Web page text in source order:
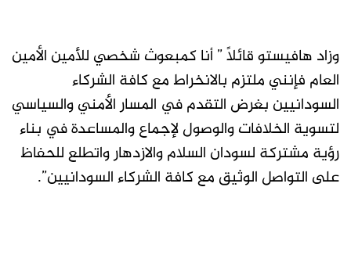
وزاد هافيستو قائلاً ” أنا كمبعوث شخصي للأمين الأمين
العام فإنني ملتزم بالانخراط مع كافة الشركاء
السودانيين بغرض التقدم في المسار الأمني والسياسي
لتسوية الخلافات والوصول لإجماع والمساعدة في بناء
رؤية مشتركة لسودان السلام والازدهار واتطلع للحفاظ
على التواصل الوثيق مع كافة الشركاء السودانيين”.